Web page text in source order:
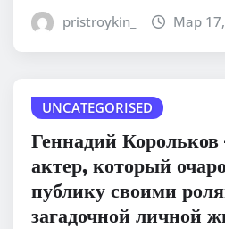
pristroykin_ Мар
UNCATEGORISED
Геннадий
актер, который
публику своими
загадочной личной